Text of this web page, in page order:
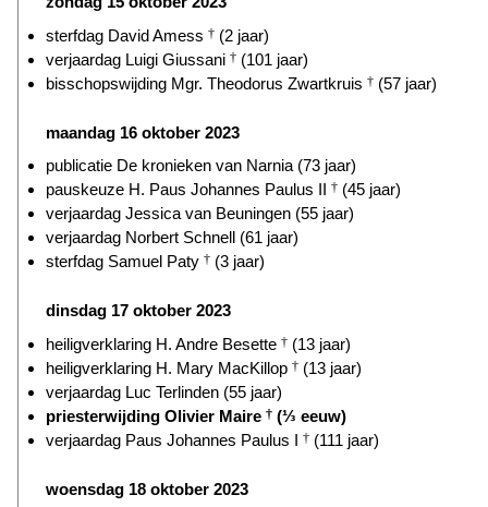
sterfdag David Amess † (2 jaar)
verjaardag Luigi Giussani † (101 jaar)
bisschopswijding Mgr. Theodorus Zwartkruis † (57 jaar)
maandag 16 oktober 2023
publicatie De kronieken van Narnia (73 jaar)
pauskeuze H. Paus Johannes Paulus II † (45 jaar)
verjaardag Jessica van Beuningen (55 jaar)
verjaardag Norbert Schnell (61 jaar)
sterfdag Samuel Paty † (3 jaar)
dinsdag 17 oktober 2023
heiligverklaring H. Andre Besette † (13 jaar)
heiligverklaring H. Mary MacKillop † (13 jaar)
verjaardag Luc Terlinden (55 jaar)
priesterwijding Olivier Maire † (⅓ eeuw)
verjaardag Paus Johannes Paulus I † (111 jaar)
woensdag 18 oktober 2023